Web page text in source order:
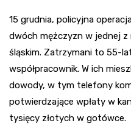
15 grudnia, policyjna
dwóch mężczyzn w jednej
śląskim. Zatrzymani to 55-
współpracownik. W ich
dowody, w tym telefony
potwierdzające wpłaty w
tysięcy złotych w gotówce.